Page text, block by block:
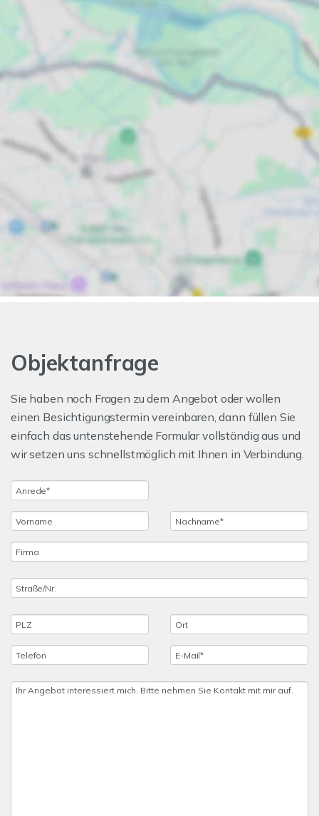
Objektanfrage
Sie haben noch Fragen zu dem Angebot oder wollen
einen Besichtigungstermin vereinbaren, dann füllen Sie
einfach das untenstehende Formular vollständig aus und
wir setzen uns schnellstmöglich mit Ihnen in Verbindung.